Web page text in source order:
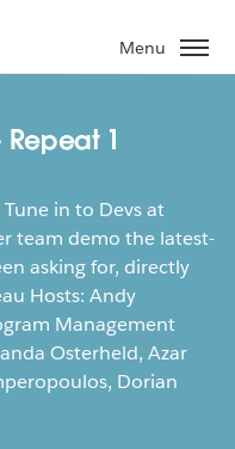
Menu
Repeat 1
in to Devs at
team demo the latest-
asking for, directly
Hosts: Andy
Management
Osterheld, Azar
Dorian